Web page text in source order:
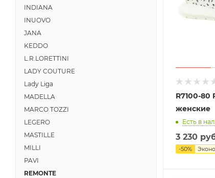
R7100-80
женские
Есть в
3 230
-50%
INDIANA
INUOVO
JANA
KEDDO
L.R.LORETTINI
LADY COUTURE
Lady Liga
MADELLA
MARCO TOZZI
LEGERO
MASTILLE
MILLI
PAVI
REMONTE